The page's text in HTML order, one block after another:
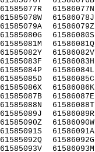
61585077R
61585078W
61585079A
61585080G
61585081M
61585082Y
61585083F
61585084P
61585085D
61585086X
61585087B
61585088N
61585089J
61585090Z
61585091S
61585092Q
61585093V
61586077N
61586078J
61586079Z
61586080S
61586081Q
61586082V
61586083H
61586084L
61586085C
61586086K
61586087E
61586088T
61586089R
61586090W
61586091A
61586092G
61586093M